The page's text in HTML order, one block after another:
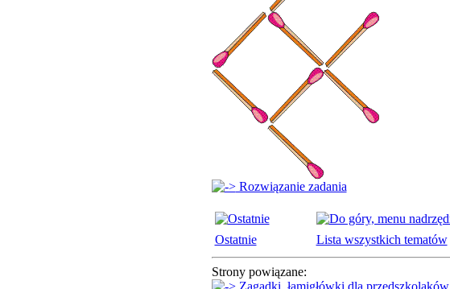
Rozwiązanie zadania
Ostatnie Lista wszystkich tematów
Strony powiązane:
Zagadki, łamigłówki dla przedszkolaków